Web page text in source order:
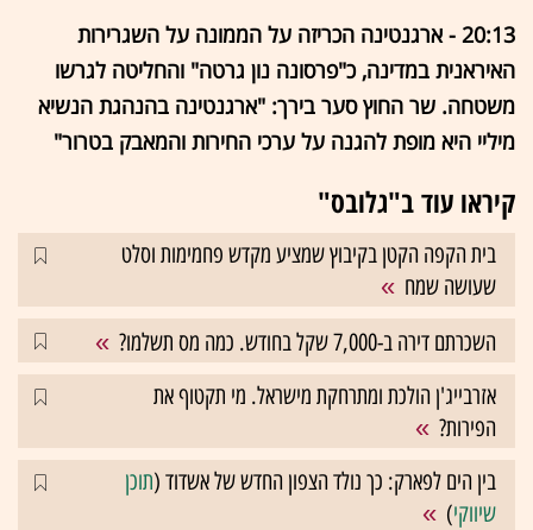
20:13 - ארגנטינה הכריזה על הממונה על השגרירות
האיראנית במדינה, כ"פרסונה נון גרטה" והחליטה לגרשו
משטחה. שר החוץ סער בירך: "‏ארגנטינה בהנהגת הנשיא
מיליי היא מופת להגנה על ערכי החירות והמאבק בטרור"
קיראו עוד ב"גלובס"
בית הקפה הקטן בקיבוץ שמציע מקדש פחמימות וסלט
שעושה שמח
השכרתם דירה ב-7,000 שקל בחודש. כמה מס תשלמו?
אזרבייג'ן הולכת ומתרחקת מישראל. מי תקטוף את
הפירות?
בין הים לפארק: כך נולד הצפון החדש של אשדוד (תוכן
שיווקי)